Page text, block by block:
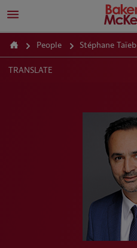
People Stéphane Taïeb
TRANSLATE